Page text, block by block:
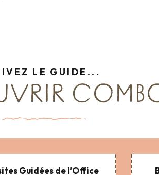
LE GUIDE...
Guidées de l’Office